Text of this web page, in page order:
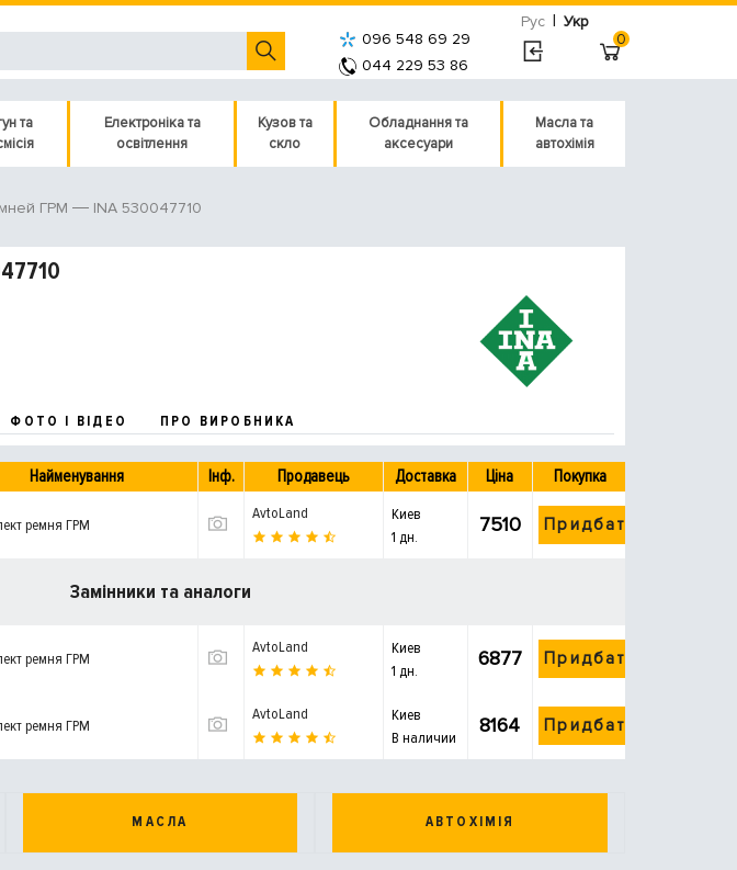
Рус | Укр
096 548 69 29
044 229 53 86
0
та
Електроніка та
освітлення
Кузов та
скло
Обладнання та
аксесуари
Масла та
автохімія
ГРМ INA 530047710
ФОТО І ВІДЕО ПРО ВИРОБНИКА
Найменування Інф. Продавець Доставка Ціна Покупка
ремня ГРМ
AvtoLand
Киев
1 дн.
7510 Придбати
Замінники та аналоги
ремня ГРМ
AvtoLand
Киев
1 дн.
6877 Придбати
ремня ГРМ
AvtoLand
Киев
В наличии
8164 Придбати
МАСЛА АВТОХІМІЯ